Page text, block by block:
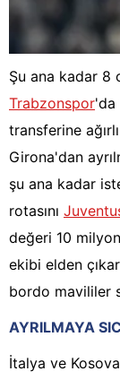
Şu ana kadar 8
Trabzonspor'da
transferine
Girona'dan
şu ana kadar
rotasını
değeri 10
ekibi elden
bordo mavililer
AYRILMAYA
İtalya ve